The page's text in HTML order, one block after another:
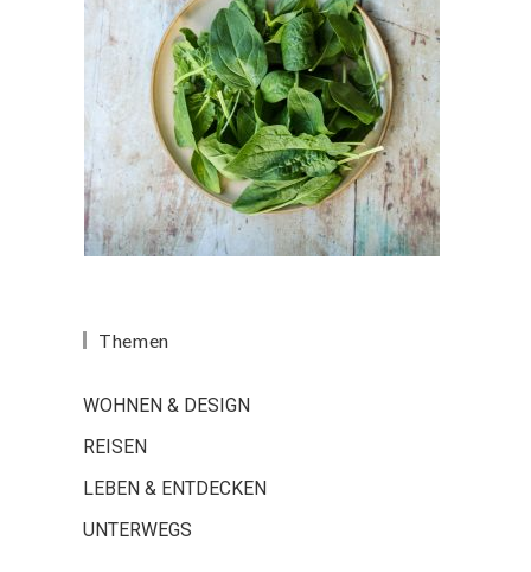
Themen
WOHNEN & DESIGN
REISEN
LEBEN & ENTDECKEN
UNTERWEGS